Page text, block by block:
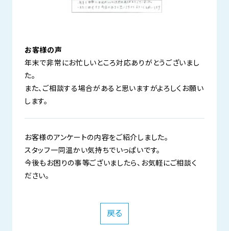
お客様の声
年末で非常にお忙しいところ対応ありがとうございまし
た。
また、ご相談する場合があると思いますがよろしくお願い
します。
お客様のアンケートの内容をご紹介しました。
スタッフ一同温かい気持ちでいっぱいです。
今後もお困りの事等ございましたら、お気軽にご相談く
ださい。
戻る